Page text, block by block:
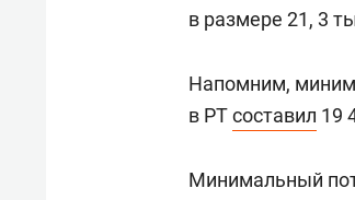
в размере 21, 3
Напомним,
в РТсоставил 19
Минимальный